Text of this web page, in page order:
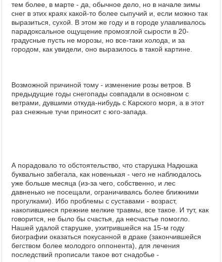
тем более, в марте - да, обычное дело, но в начале зимы
снег в этих краях какой-то более сыпучий и, если можно так
выразиться, сухой. В этом же году и в городе улавливалось
парадоксальное ощущение промозглой сырости в 20-
градусные пусть не морозы, но все-таки холода, и за
городом, как увидели, оно выразилось в такой картине.
Возможной причиной тому - изменение розы ветров. В
предыдущие годы снегопады совпадали в основном с
ветрами, дувшими откуда-нибудь с Карского моря, а в этот
раз снежные тучи приносит с юго-запада.
А порадовало то обстоятельство, что старушка Надюшка
буквально забегала, как новенькая - чего не наблюдалось
уже больше месяца (из-за чего, собственно, и лес
давненько не посещали, ограничиваясь более ближними
прогулками). Ибо проблемы с суставами - возраст,
накопившиеся прежние мелкие травмы, все такое. И тут, как
говорится, не было бы счастья, да несчастье помогло.
Нашей удалой старушке, ухитрившейся на 15-м году
биографии оказаться покусанной в драке (закончившейся
бегством более молодого оппонента), для лечения
последствий прописали такое вот снадобье -